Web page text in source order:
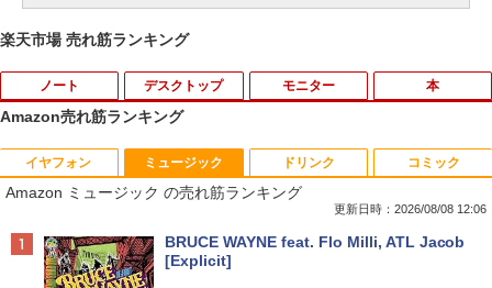
楽天市場 売れ筋ランキング
ノート
1
■新品■Panasonic Let's note CF-SZ5 C
F-SZ6 CF-SV1 CF-SV2 CF-SV7 CF-SV8
CF-SV9 日本語キーボード
￥4,620
デスクトップ モニター
1
【中古良品】【安心保証】PHILIPS 223V
5L 21.5 インチフル HD 液晶モニター HD
MI VGA 入力 角度調整可能
￥4,200
本
1
月刊少女野崎くん（18）特装版 セレク
ト小冊子「堀と鹿島編」付き （SEコミッ
クスプレミアム） [ 椿いづみ ]
￥1,650
Amazon売れ筋ランキング
イヤフォン
Anker Soundcore P40i オフホワイト
ミュージック
Amazon ミュージック の売れ筋ランキング
更新日時：2026/08/08 12:06
BRUCE WAYNE feat. Flo Milli, ATL Jacob
[Explicit]
ドリンク コミック